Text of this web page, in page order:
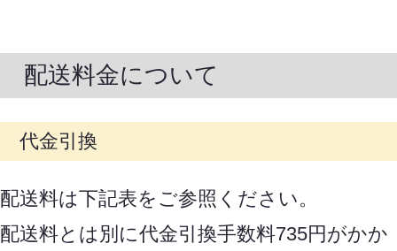
配送料金について
代金引換
配送料は下記表をご参照ください。
配送料とは別に代金引換手数料735円がかか